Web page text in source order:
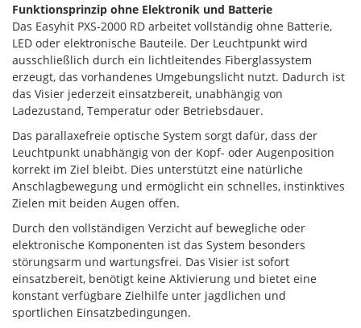
Funktionsprinzip ohne Elektronik und Batterie
Das Easyhit PXS-2000 RD arbeitet vollständig ohne Batterie,
LED oder elektronische Bauteile. Der Leuchtpunkt wird
ausschließlich durch ein lichtleitendes Fiberglassystem
erzeugt, das vorhandenes Umgebungslicht nutzt. Dadurch ist
das Visier jederzeit einsatzbereit, unabhängig von
Ladezustand, Temperatur oder Betriebsdauer.
Das parallaxefreie optische System sorgt dafür, dass der
Leuchtpunkt unabhängig von der Kopf- oder Augenposition
korrekt im Ziel bleibt. Dies unterstützt eine natürliche
Anschlagbewegung und ermöglicht ein schnelles, instinktives
Zielen mit beiden Augen offen.
Durch den vollständigen Verzicht auf bewegliche oder
elektronische Komponenten ist das System besonders
störungsarm und wartungsfrei. Das Visier ist sofort
einsatzbereit, benötigt keine Aktivierung und bietet eine
konstant verfügbare Zielhilfe unter jagdlichen und
sportlichen Einsatzbedingungen.